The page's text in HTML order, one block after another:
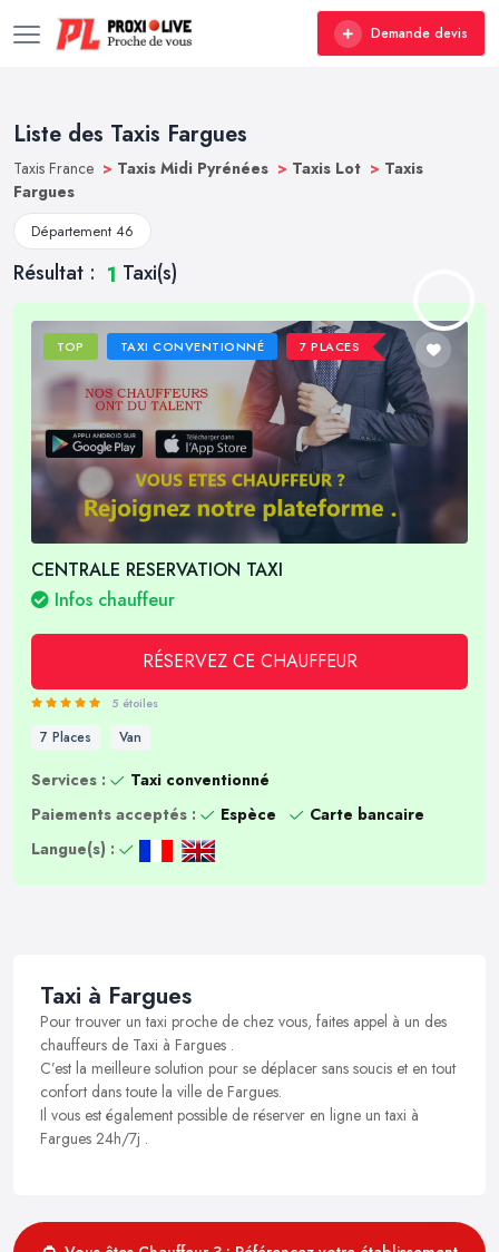
Demande devis
Liste des Taxis Fargues
Taxis France > Taxis Midi Pyrénées > Taxis Lot > Taxis
Fargues
Département 46
Résultat : 1 Taxi(s)
TOP TAXI CONVENTIONNÉ 7 PLACES
CENTRALE RESERVATION TAXI
Infos chauffeur
RÉSERVEZ CE CHAUFFEUR
5 étoiles
7 Places Van
Services :
Taxi conventionné
Paiements acceptés :
Espèce
Carte bancaire
Langue(s) :
Taxi à Fargues
Pour trouver un taxi proche de chez vous, faites appel à un des
chauffeurs de Taxi à Fargues .
C’est la meilleure solution pour se déplacer sans soucis et en tout
confort dans toute la ville de Fargues.
Il vous est également possible de réserver en ligne un taxi à
Fargues 24h/7j .